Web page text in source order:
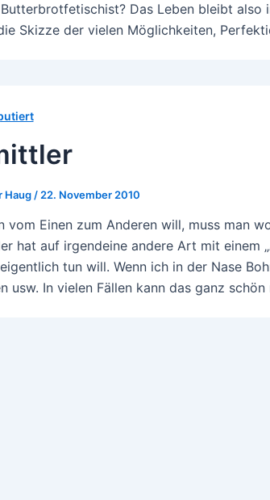
Das Leben bleibt also
Skizze der vielen Möglichkeiten,
Haug / 22. November 2010
vom Einen zum Anderen will, muss man
hat auf irgendeine andere Art mit einem
tun will. Wenn ich in der Nase
usw. In vielen Fällen kann das ganz